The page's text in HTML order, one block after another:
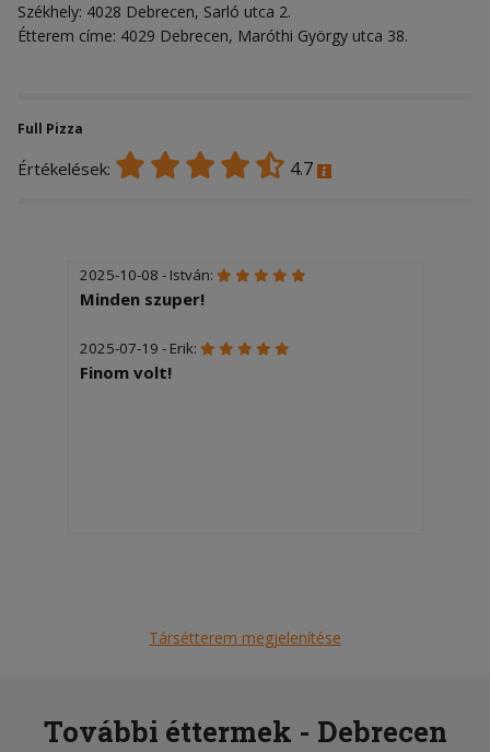
Székhely: 4028 Debrecen, Sarló utca 2.
Étterem címe: 4029 Debrecen, Maróthi György utca 38.
Full Pizza
Értékelések: 4.7
2025-10-08 - István:
Minden szuper!
2025-07-19 - Erik:
Finom volt!
Társétterem megjelenítése
További éttermek - Debrecen